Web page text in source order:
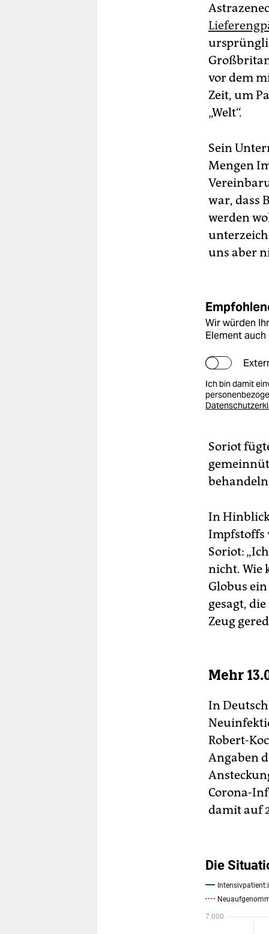
vor dem
Zeit, um
„Welt“.
Sein
Mengen
war, dass
werden
uns aber
Wir würden
Element auch
Ich bin damit
Soriot
In
Impfstoffs
Soriot:
nicht. Wie
Globus
gesagt,
Zeug
Mehr
In
Robert-
Angaben
Corona-
damit auf